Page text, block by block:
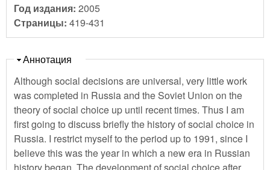
Год издания: 2005
Страницы: 419-431
Скрыть
Аннотация
Although social decisions are universal, very little work
was completed in Russia and the Soviet Union on the
theory of social choice up until recent times. Thus I am
first going to discuss briefly the history of social choice in
Russia. I restrict myself to the period up to 1991, since I
believe this was the year in which a new era in Russian
history began. The development of social choice after